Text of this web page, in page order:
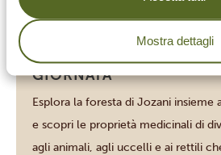
Mostra dettagli
FORESTA DI JOZANI –
GIORNATA
Esplora la foresta di Jozani insieme
e scopri le proprietà medicinali di
agli animali, agli uccelli e ai rettili